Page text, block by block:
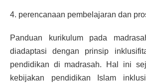
4. perencanaan pembelajaran dan
Panduan kurikulum pada
diadaptasi dengan prinsip
pendidikan di madrasah. Hal ini
kebijakan pendidikan Islam